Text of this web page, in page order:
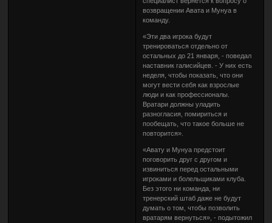
возвращении Авата и Мунуа в
команду.
«Эти два игрока будут
тренироваться отдельно от
остальных до 21 января, - поведал
наставник галисийцев. - У них есть
неделя, чтобы показать, что они
могут вести себя как взрослые
люди и как профессионалы.
Вратари должны уладить
разногласия, помириться и
пообещать, что такое больше не
повторится».
«Авату и Мунуа предстоит
поговорить друг с другом и
извиниться перед остальными
игроками и болельщиками клуба.
Без этого ни команда, ни
тренерский штаб даже не будут
думать о том, чтобы позволить
вратарям вернуться», - подытожил